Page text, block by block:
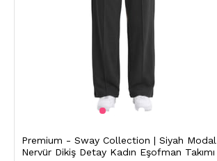
Premium - Sway Collection | Siyah Modal
Nervür Dikiş Detay Kadın Eşofman Takımı